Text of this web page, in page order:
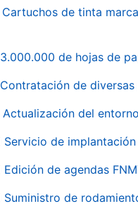
Cartuchos de tinta
3.000.000 de hojas de
Contratación de diversas
Actualización del
Servicio de
Edición de agendas
Suministro de